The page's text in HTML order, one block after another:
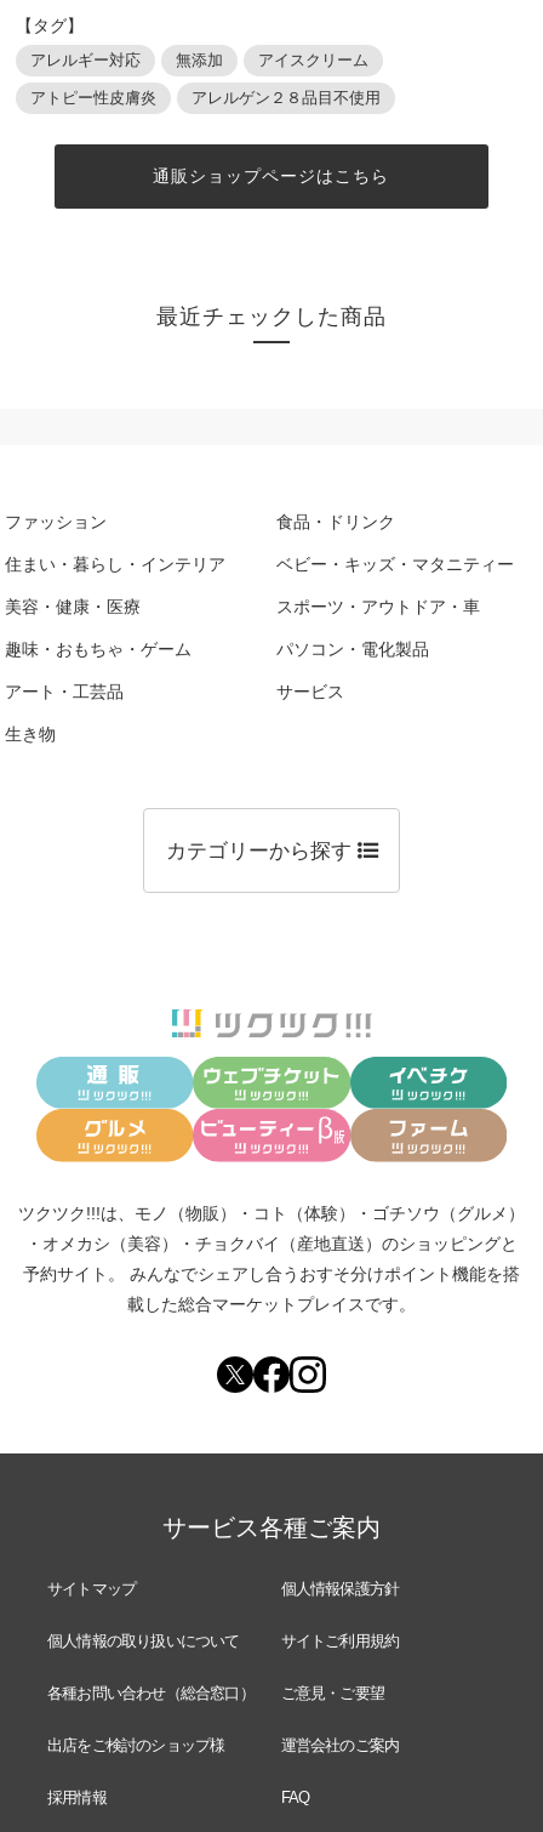
【タグ】
アレルギー対応 無添加 アイスクリーム
アトピー性皮膚炎 アレルゲン２８品目不使用
通販ショップページはこちら
最近チェックした商品
ファッション 食品・ドリンク
住まい・暮らし・インテリア ベビー・キッズ・マタニティー
美容・健康・医療 スポーツ・アウトドア・車
趣味・おもちゃ・ゲーム パソコン・電化製品
アート・工芸品 サービス
生き物
カテゴリーから探す
ツクツク!!!は、 モノ（物販） ・ コト（体験） ・ ゴチソウ（グルメ）
・ オメカシ（美容） ・ チョクバイ（産地直送） のショッピングと
予約サイト。
みんなでシェアし合う おすそ分けポイント機能を搭
載した総合マーケットプレイスです。
サービス各種ご案内
サイトマップ 個人情報保護方針
個人情報の取り扱いについて サイトご利用規約
各種お問い合わせ（総合窓口） ご意見・ご要望
出店をご検討のショップ様 運営会社のご案内
採用情報 FAQ